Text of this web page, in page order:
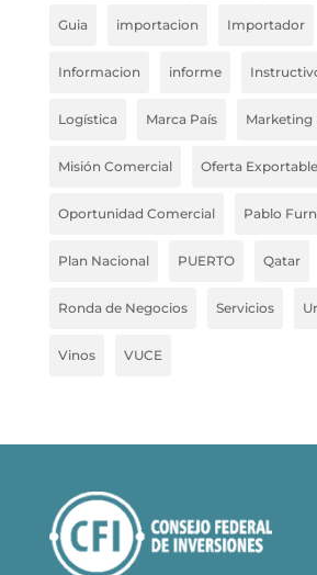
Guia importacion Importador
Informacion informe
Logística Marca País Marketing
Misión Comercial Oferta Exportable
Oportunidad Comercial Pablo
Plan Nacional PUERTO Qatar
Ronda de Negocios Servicios
Vinos VUCE